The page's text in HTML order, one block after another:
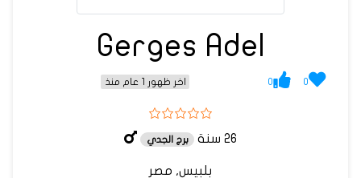
Gerges Adel
0
0 اخر ظهور 1 عام منذ
26 سنة برج الجدي
بلبيس, مصر